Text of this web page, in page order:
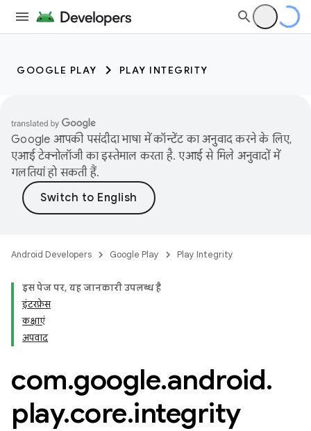
GOOGLE PLAY PLAY INTEGRITY
Google आपकी पसंदीदा भाषा में कॉन्टेंट का अनुवाद करने के लिए,
एआई टेक्नोलॉजी का इस्तेमाल करता है. एआई से मिले अनुवादों में
गलतियां हो सकती हैं.
Android Developers Google Play Play Integrity
इस पेज पर, यह जानकारी उपलब्ध है
इंटरफ़ेस
कक्षाएं
अपवाद
com.google.android.
play.core.integrity